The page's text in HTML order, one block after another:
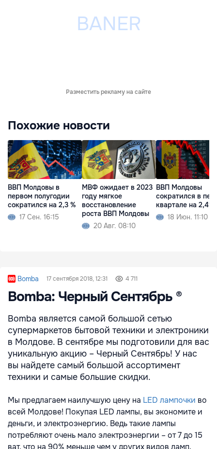
Разместить рекламу на сайте
Похожие новости
ВВП Молдовы в
первом полугодии
сократился на 2,3 %
17 Сен. 16:15
МВФ ожидает в 2023
году мягкое
восстановление
роста ВВП Молдовы
20 Авг. 08:10
ВВП Молдовы
сократился в
квартале на 2,4%
18 Июн. 11:10
Bomba 17 сентября 2018, 12:31 4 711
Bomba: Черный Сентябрь ®
Bomba является самой большой сетью
супермаркетов бытовой техники и электроники
в Молдове. В сентябре мы подготовили для вас
уникальную акцию – Черный Сентябрь! У нас
вы найдете самый большой ассортимент
техники и самые большие скидки.
Мы предлагаем наилучшую цену на LED лампочки во
всей Молдове! Покупая LED лампы, вы экономите и
деньги, и электроэнергию. Ведь такие лампы
потребляют очень мало электроэнергии – от 7 до 15
ват, что на 90% меньше чем у других видов ламп.